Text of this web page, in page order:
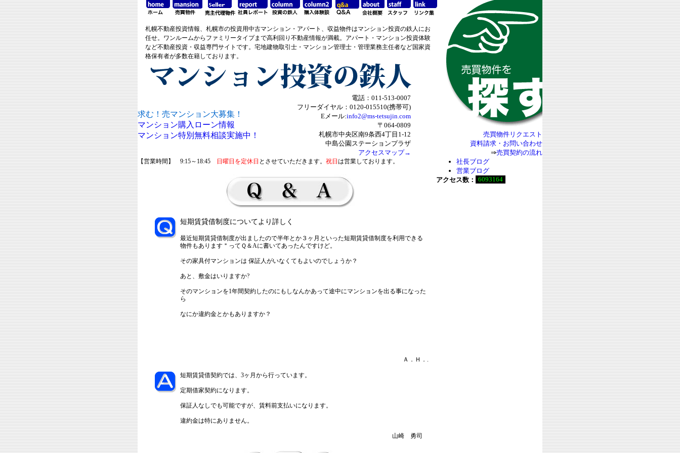
札幌不動産投資情報、札幌市の投資用中古マンション・アパート、収益物件はマンション投資の鉄人にお
任せ。ワンルームからファミリータイプまで高利回り不動産情報が満載。アパート・マンション投資体験
など不動産投資・収益専門サイトです。宅地建物取引士・マンション管理士・管理業務主任者など国家資
格保有者が多数在籍しております。
求む！売マンション大募集！
マンション購入ローン情報
マンション特別無料相談実施中！
電話：011-513-0007
フリーダイヤル：0120-015510(携帯可)
Eメール:info2@ms-tetsujin.com
〒064-0809
札幌市中央区南9条西4丁目1-12
中島公園ステーションプラザ
アクセスマップ→
【営業時間】 9:15～18:45 日曜日を定休日 とさせていただきます。 祝日 は営業しております。
短期賃貸借制度についてより詳しく
最近短期賃貸借制度が出ましたので半年とか３ヶ月といった短期賃貸借制度を利用できる
物件もあります＂ってＱ＆Aに書いてあったんですけど。
その家具付マンションは 保証人がいなくてもよいのでしょうか？
あと、敷金はいりますか?
そのマンションを1年間契約したのにもしなんかあって途中にマンションを出る事になった
ら
なにか違約金とかもありますか？
Ａ．Ｈ．.
短期賃貸借契約では、3ヶ月から行っています。
定期借家契約になります。
保証人なしでも可能ですが、賃料前支払いになります。
違約金は特にありません。
山崎 勇司
売買物件リクエスト
資料請求・お問い合わせ
⇒売買契約の流れ
社長ブログ
営業ブログ
アクセス数：
6093164